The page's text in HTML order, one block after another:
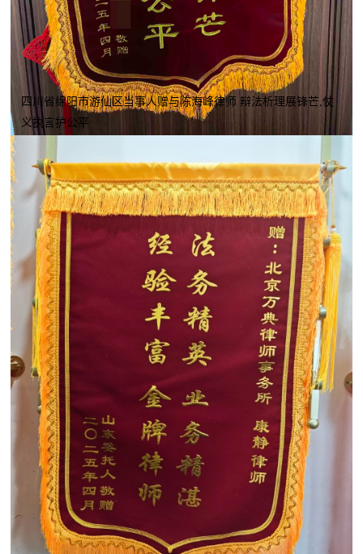
四川省绵阳市游仙区当事人赠与陈海峰律师 辩法析理展锋芒,仗
义执言护公平